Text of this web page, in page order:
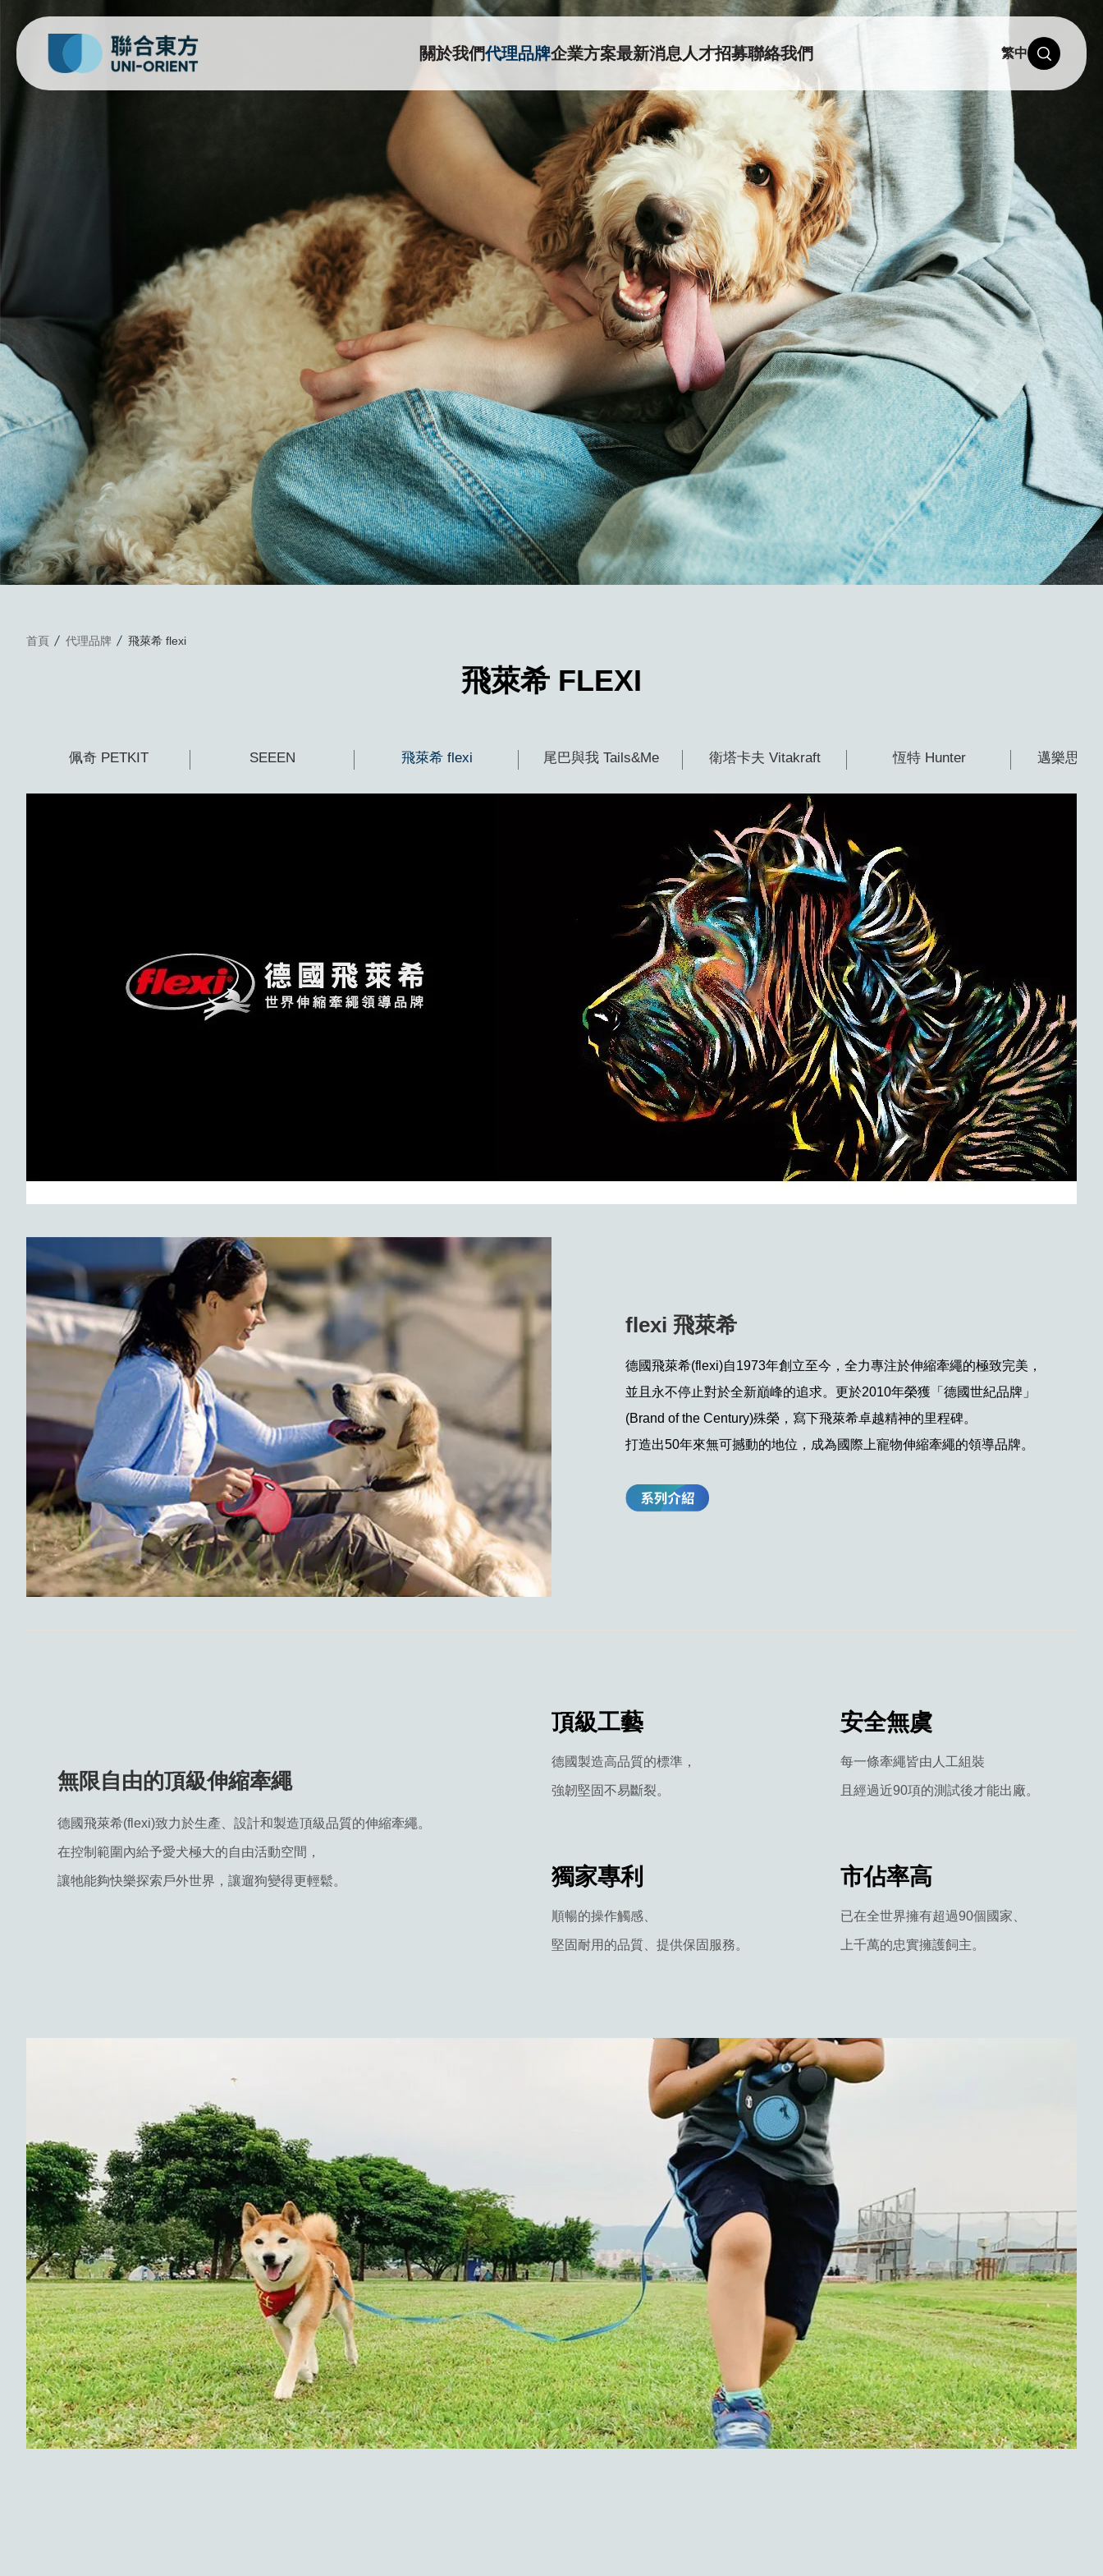
飛萊希 flexi
關於我們代理品牌企業方案最新消息人才招募聯絡我們 繁中
首頁 代理品牌 飛萊希 flexi
飛萊希 FLEXI
佩奇 PETKIT SEEEN 飛萊希 flexi 尾巴與我 Tails&Me 衛塔卡夫 Vitakraft 恆特 Hunter 邁樂思
flexi 飛萊希
德國飛萊希(flexi)自1973年創立至今，全力專注於伸縮牽繩的極致完美，
並且永不停止對於全新巔峰的追求。更於2010年榮獲「德國世紀品牌」
(Brand of the Century)殊榮，寫下飛萊希卓越精神的里程碑。
打造出50年來無可撼動的地位，成為國際上寵物伸縮牽繩的領導品牌。
頂級工藝
德國製造高品質的標準，
強韌堅固不易斷裂。
安全無虞
每一條牽繩皆由人工組裝
且經過近90項的測試後才能出廠。
獨家專利
順暢的操作觸感、
堅固耐用的品質、提供保固服務。
市佔率高
已在全世界擁有超過90個國家、
上千萬的忠實擁護飼主。
無限自由的頂級伸縮牽繩
德國飛萊希(flexi)致力於生產、設計和製造頂級品質的伸縮牽繩。
在控制範圍內給予愛犬極大的自由活動空間，
讓牠能夠快樂探索戶外世界，讓遛狗變得更輕鬆。